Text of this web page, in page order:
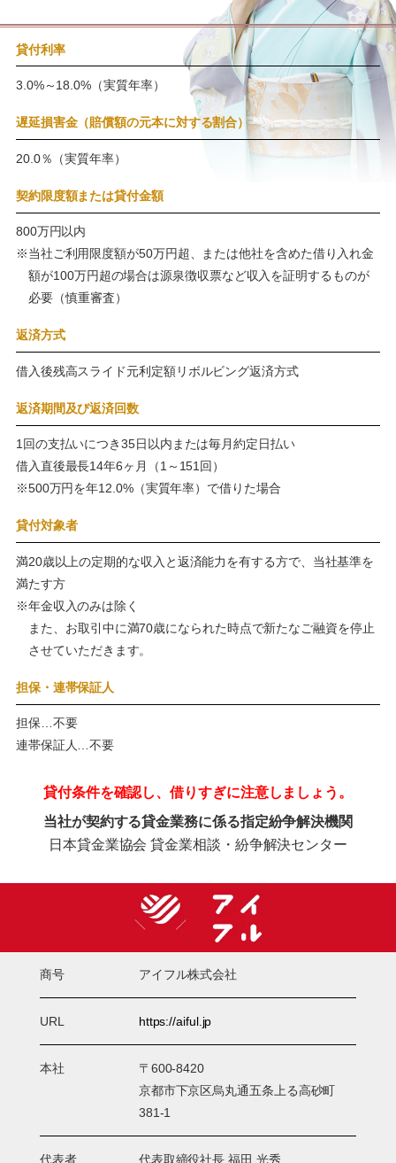
貸付利率
3.0%～18.0%（実質年率）
遅延損害金（賠償額の元本に対する割合）
20.0％（実質年率）
契約限度額または貸付金額
800万円以内
※当社ご利用限度額が50万円超、または他社を含めた借り入れ金
額が100万円超の場合は源泉徴収票など収入を証明するものが
必要（慎重審査）
返済方式
借入後残高スライド元利定額リボルビング返済方式
返済期間及び返済回数
1回の支払いにつき35日以内または毎月約定日払い
借入直後最長14年6ヶ月（1～151回）
※500万円を年12.0%（実質年率）で借りた場合
貸付対象者
満20歳以上の定期的な収入と返済能力を有する方で、当社基準を
満たす方
※年金収入のみは除く
また、お取引中に満70歳になられた時点で新たなご融資を停止
させていただきます。
担保・連帯保証人
担保…不要
連帯保証人…不要
貸付条件を確認し、借りすぎに注意しましょう。
当社が契約する貸金業務に係る指定紛争解決機関
日本貸金業協会 貸金業相談・紛争解決センター
商号 アイフル株式会社
URL https://aiful.jp
本社
〒600-8420
京都市下京区烏丸通五条上る高砂町
381-1
代表者 代表取締役社長 福田 光秀